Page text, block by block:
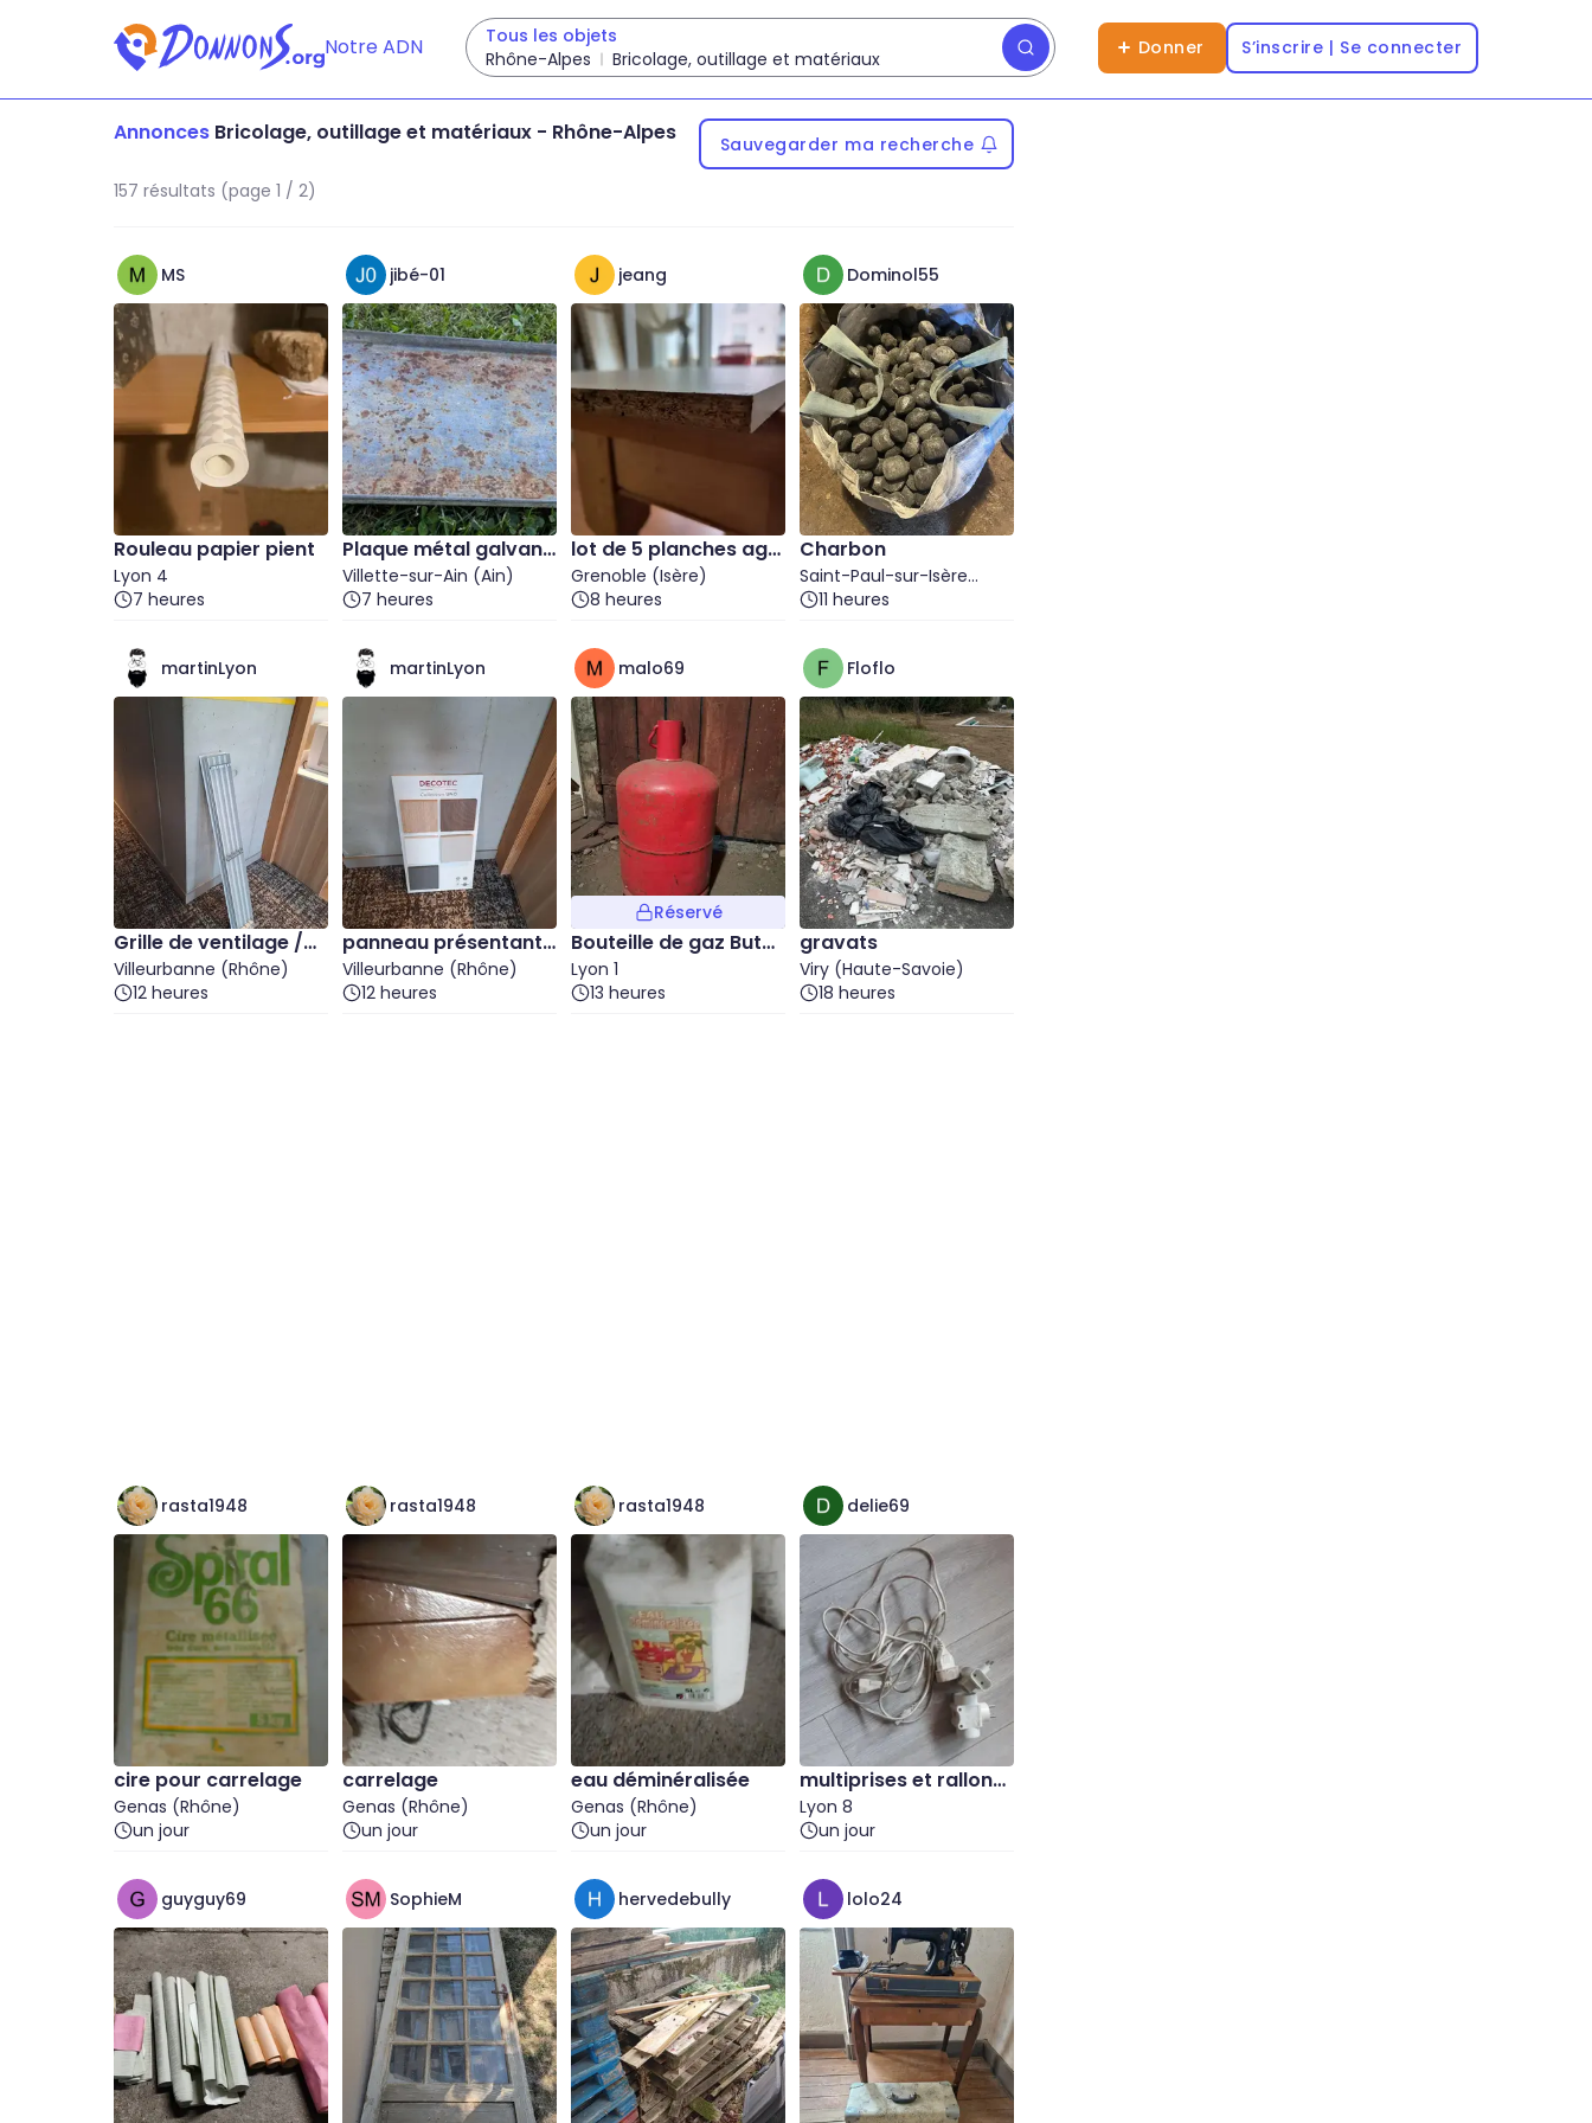
Notre ADN
Tous les objets
Rhône-Alpes
Bricolage, outillage et matériaux Donner S’inscrire | Se connecter
Annonces Bricolage, outillage et matériaux - Rhône-Alpes
Sauvegarder ma recherche
157 résultats (page 1 / 2)
MS
Rouleau papier pient
Lyon 4
7 heures
jibé-01
Plaque métal galvani
sée
Villette-sur-Ain (Ain)
7 heures
jeang
lot de 5 planches aggl
omérées blanches
Grenoble (Isère)
8 heures
Dominol55
Charbon
Saint-Paul-sur-Isère
(Savoie)
11 heures
martinLyon
Grille de ventilage /
d'aération/ de masqu
age neuve
Villeurbanne (Rhône)
12 heures
martinLyon
panneau présentant l
a collection Uno de D
ecotec
Villeurbanne (Rhône)
12 heures
malo69
Réservé
Bouteille de gaz Buta
ne
Lyon 1
13 heures
Floflo
gravats
Viry (Haute-Savoie)
18 heures
rasta1948
cire pour carrelage
Genas (Rhône)
un jour
rasta1948
carrelage
Genas (Rhône)
un jour
rasta1948
eau déminéralisée
Genas (Rhône)
un jour
delie69
multiprises et rallong
e
Lyon 8
un jour
guyguy69 SophieM hervedebully lolo24